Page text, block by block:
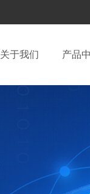
关于我们 产品